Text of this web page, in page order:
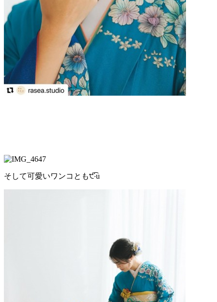
そして可愛いワンコとも੯‧̀͡u